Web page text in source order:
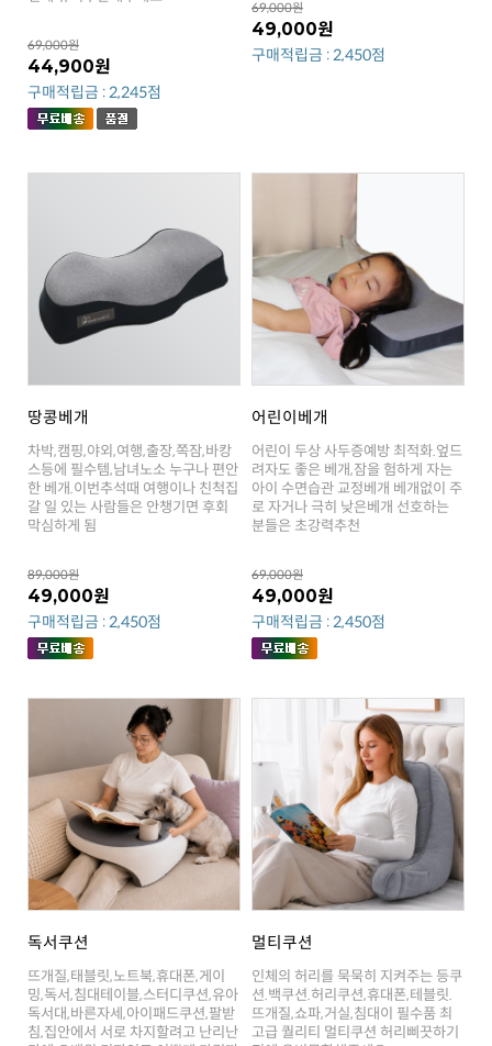
69,000원
44,900원
구매적립금 : 2,245점
69,000원
49,000원
구매적립금 : 2,450점
땅콩베개
막심하게 됨
89,000원
49,000원
구매적립금 : 2,450점
어린이베개
분들은 초강력추천
69,000원
49,000원
구매적립금 : 2,450점
독서쿠션 멀티쿠션